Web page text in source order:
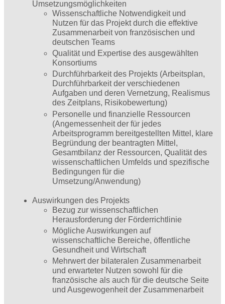
Umsetzungsmöglichkeiten
Wissenschaftliche Notwendigkeit und
Nutzen für das Projekt durch die effektive
Zusammenarbeit von französischen und
deutschen Teams
Qualität und Expertise des ausgewählten
Konsortiums
Durchführbarkeit des Projekts (Arbeitsplan,
Durchführbarkeit der verschiedenen
Aufgaben und deren Vernetzung, Realismus
des Zeitplans, Risikobewertung)
Personelle und finanzielle Ressourcen
(Angemessenheit der für jedes
Arbeitsprogramm bereitgestellten Mittel, klare
Begründung der beantragten Mittel,
Gesamtbilanz der Ressourcen, Qualität des
wissenschaftlichen Umfelds und spezifische
Bedingungen für die
Umsetzung/Anwendung)
Auswirkungen des Projekts
Bezug zur wissenschaftlichen
Herausforderung der Förderrichtlinie
Mögliche Auswirkungen auf
wissenschaftliche Bereiche, öffentliche
Gesundheit und Wirtschaft
Mehrwert der bilateralen Zusammenarbeit
und erwarteter Nutzen sowohl für die
französische als auch für die deutsche Seite
und Ausgewogenheit der Zusammenarbeit